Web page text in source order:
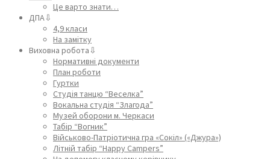
Це варто знати…
ДПА⇩
4,9 класи
На замітку
Виховна робота⇩
Нормативні документи
План роботи
Гуртки
Студія танцю “Веселка”
Вокальна студія “Злагода”
Музей оборони м. Черкаси
Табір “Вогник”
Військово-Патріотична гра «Сокіл» («Джура»)
Літній табір “Happy Campers”